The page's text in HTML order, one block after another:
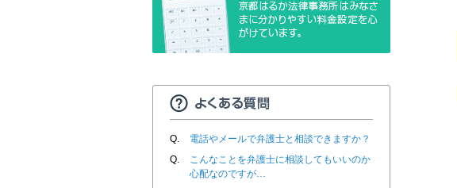
Q.
電話やメールで弁護士と相談できますか？
Q.
こんなことを弁護士に相談してもいいのか
心配なのですが…